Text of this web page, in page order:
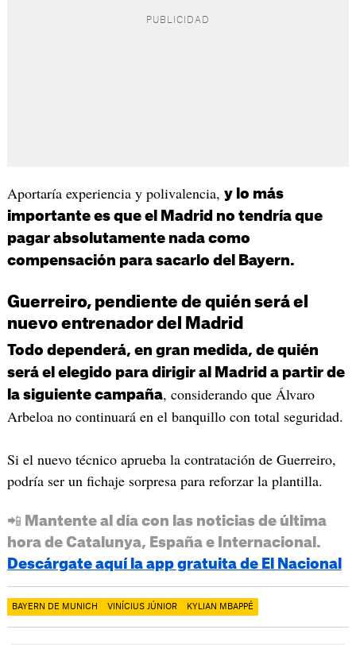
Aportaría experiencia y polivalencia, y lo más
importante es que el Madrid no tendría que
pagar absolutamente nada como
compensación para sacarlo del Bayern.
Guerreiro, pendiente de quién será el
nuevo entrenador del Madrid
Todo dependerá, en gran medida, de quién
será el elegido para dirigir al Madrid a partir de
la siguiente campaña, considerando que Álvaro
Arbeloa no continuará en el banquillo con total seguridad.
Si el nuevo técnico aprueba la contratación de Guerreiro,
podría ser un fichaje sorpresa para reforzar la plantilla.
📲 Mantente al día con las noticias de última
hora de Catalunya, España e Internacional.
Descárgate aquí la app gratuita de El Nacional
BAYERN DE MUNICH VINÍCIUS JÚNIOR KYLIAN MBAPPÉ